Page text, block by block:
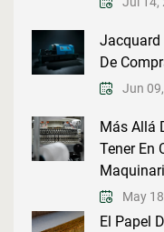
Jacquard
De
Jun
Más Allá
Tener En
May
El Papel